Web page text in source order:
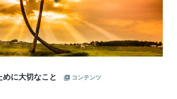
に大切なこと
コンテンツ